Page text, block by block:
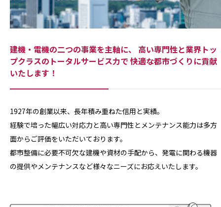
建機・電機の二つの事業を主軸に、 高い専門性と業界トッ
プクラスのトータルサービス力で 快適な都市づくりに貢献
いたします！
1927年の創業以来、長年積み重ねた信用と実績。
経験で培った幅広い対応力と高い専門性とメンテナンス能力は多方
面からご評価をいただいております。
都市整備に必要不可欠な建機や資材の手配から、発電に関わる機器
の提供やメンテナンスなど様々なニーズにお応えいたします。